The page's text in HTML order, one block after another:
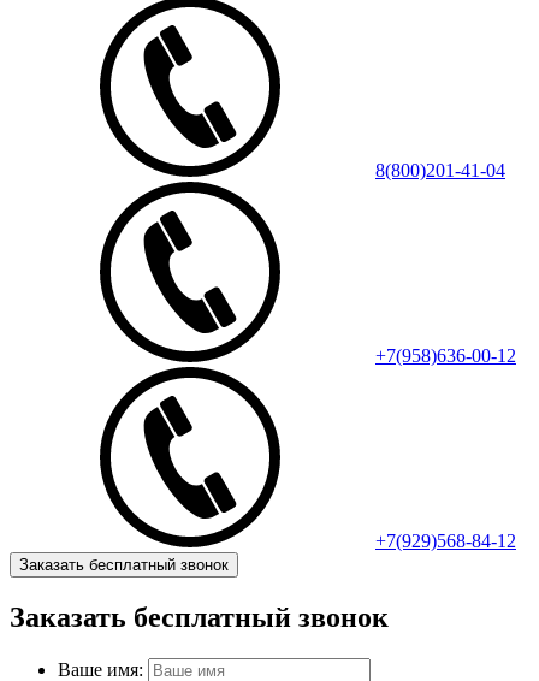
8(800)201-41-04
+7(958)636-00-12
+7(929)568-84-12
Заказать бесплатный звонок
Заказать бесплатный звонок
Ваше имя: